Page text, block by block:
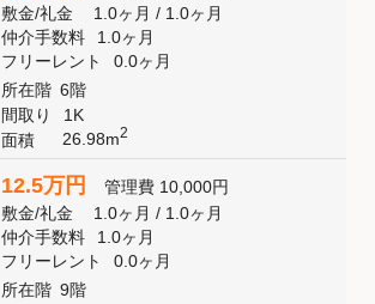
敷金/礼金 1.0ヶ月/ 1.0ヶ月
仲介手数料
1.0ヶ月
フリーレント
0.0ヶ月
所在階 6階
間取り
1K
面積
26.98m2
12.5万円 管理費 10,000円
敷金/礼金 1.0ヶ月/ 1.0ヶ月
仲介手数料
1.0ヶ月
フリーレント
0.0ヶ月
所在階 9階